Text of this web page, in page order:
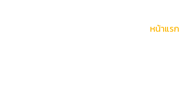
หน้าแรก